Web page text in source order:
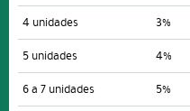
4 unidades
3%
5 unidades
4%
6 a 7 unidades
5%